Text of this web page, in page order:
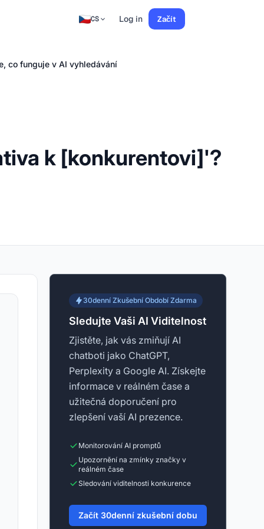
CS Log in Začít
co funguje v AI vyhledávání
k [konkurentovi]'?
30denní Zkušební Období Zdarma
Sledujte Vaši AI Viditelnost
Zjistěte, jak vás zmiňují AI
chatboti jako ChatGPT,
Perplexity a Google AI. Získejte
informace v reálném čase a
užitečná doporučení pro
zlepšení vaší AI prezence.
Monitorování AI promptů
Upozornění na zmínky značky v
reálném čase
Sledování viditelnosti konkurence
Začít 30denní zkušební dobu